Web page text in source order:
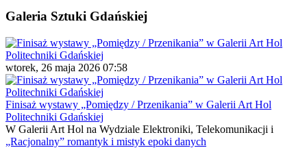
Galeria Sztuki Gdańskiej
wtorek, 26 maja 2026 07:58
Finisaż wystawy „Pomiędzy / Przenikania” w Galerii Art Hol
Politechniki Gdańskiej
W Galerii Art Hol na Wydziale Elektroniki, Telekomunikacji i
„Racjonalny” romantyk i mistyk epoki danych